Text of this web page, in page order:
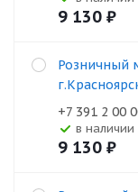
9 130 ₽
Розничный
+7 391 2 00
В наличии
9 130 ₽